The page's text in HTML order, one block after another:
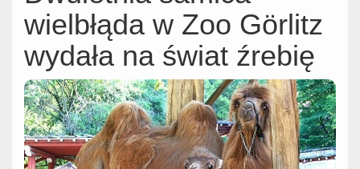
wielbłąda w Zoo Görlitz
wydała na świat źrebię